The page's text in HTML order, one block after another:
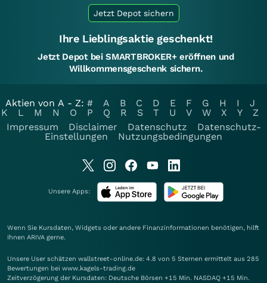
Jetzt Depot sichern
Ihre Lieblingsaktie geschenkt!
Jetzt Depot bei SMARTBROKER+ eröffnen und
Willkommensgeschenk sichern.
Aktien von A - Z: # A B C D E F G H I
J
K
L M N O P Q R S T U V W X Y
Z
Impressum
Disclaimer Datenschutz
Datenschutz-
Einstellungen
Nutzungsbedingungen
Unsere Apps:
Wenn Sie Kursdaten, Widgets oder andere Finanzinformationen benötigen, hilft
Ihnen ARIVA gerne.
Unsere User schätzen wallstreet-online.de: 4.8 von 5 Sternen ermittelt aus 285
Bewertungen bei www.kagels-trading.de
Zeitverzögerung der Kursdaten: Deutsche Börsen +15 Min. NASDAQ +15 Min.